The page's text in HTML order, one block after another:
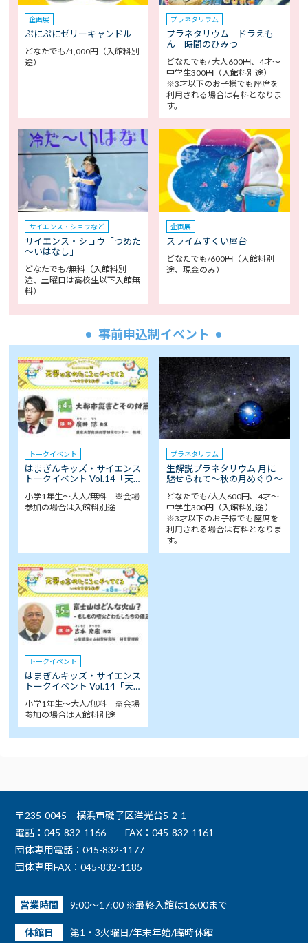
企画展
ぷにぷにゼリーキャンドル
どなたでも/1,000円（入館料別
途）
プラネタリウム
プラネタリウム ドラえも
ん 時間のひみつ
どなたでも/ 大人600円、4才～
中学生300円（入館料別途）
※3才以下のお子様でも座席を
利用される場合は有料となりま
す。
サイエンス・ショウなど
サイエンス・ショウ「つめた
～いはなし」
どなたでも/無料（入館料別
途、土曜日は高校生以下入館無
料）
企画展
スライムすくい屋台
どなたでも/600円（入館料別
途、現金のみ）
事前申込制イベント
トークイベント
はまぎんキッズ・サイエンス
トークイベント Vol.14「天…
小学1年生～大人/無料 ※会場
参加の場合は入館料別途
プラネタリウム
生解説プラネタリウム 月に
魅せられて～秋の月めぐり～
どなたでも/大人600円、4才～
中学生300円（入館料別途 ）
※3才以下のお子様でも座席を
利用される場合は有料となりま
す。
トークイベント
はまぎんキッズ・サイエンス
トークイベント Vol.14「天…
小学1年生～大人/無料 ※会場
参加の場合は入館料別途
〒235-0045 横浜市磯子区洋光台5-2-1
電話：045-832-1166
FAX：045-832-1161
団体専用電話：045-832-1177
団体専用FAX：045-832-1185
営業時間 9:00～17:00 ※最終入館は16:00まで
休館日 第1・3火曜日/年末年始/臨時休館